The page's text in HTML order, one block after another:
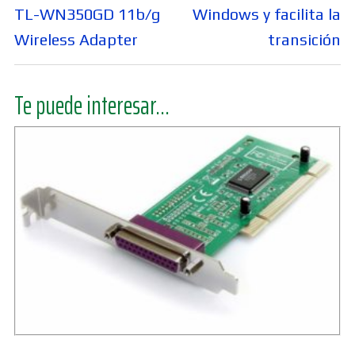
TL-WN350GD 11b/g
Wireless Adapter
Windows y facilita la
transición
Te puede interesar...